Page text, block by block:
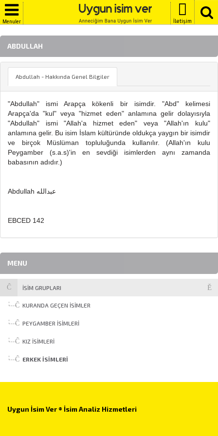
Menuler İletişim
ABDULLAH
Abdullah - Hakkında Genel Bilgiler
"Abdullah" ismi Arapça kökenli bir isimdir. "Abd" kelimesi
Arapça'da "kul" veya "hizmet eden" anlamına gelir dolayısıyla
"Abdullah" ismi "Allah'a hizmet eden" veya "Allah'ın kulu"
anlamına gelir. Bu isim İslam kültüründe oldukça yaygın bir isimdir
ve birçok Müslüman topluluğunda kullanılır. (Allah'ın kulu
Peygamber (s.a.s)'in en sevdiği isimlerden aynı zamanda
babasının adıdır.)
Abdullah عبدالله
EBCED 142
MENU
İSİM GRUPLARI
KURANDA GEÇEN İSIMLER
PEYGAMBER İSIMLERI
KIZ İSIMLERI
ERKEK İSIMLERI
Uygun İsim Ver ® İsim Analiz Hizmetleri